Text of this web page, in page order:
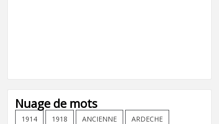
Nuage de mots
1914 1918 ANCIENNE ARDECHE